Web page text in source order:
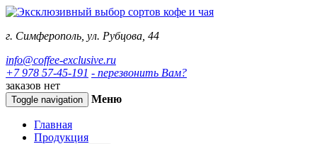
г. Симферополь, ул. Рубцова, 44
info@coffee-exclusive.ru
+7 978 57-45-191 - перезвонить Вам?
заказов нет
Toggle navigation Меню
Главная
Продукция